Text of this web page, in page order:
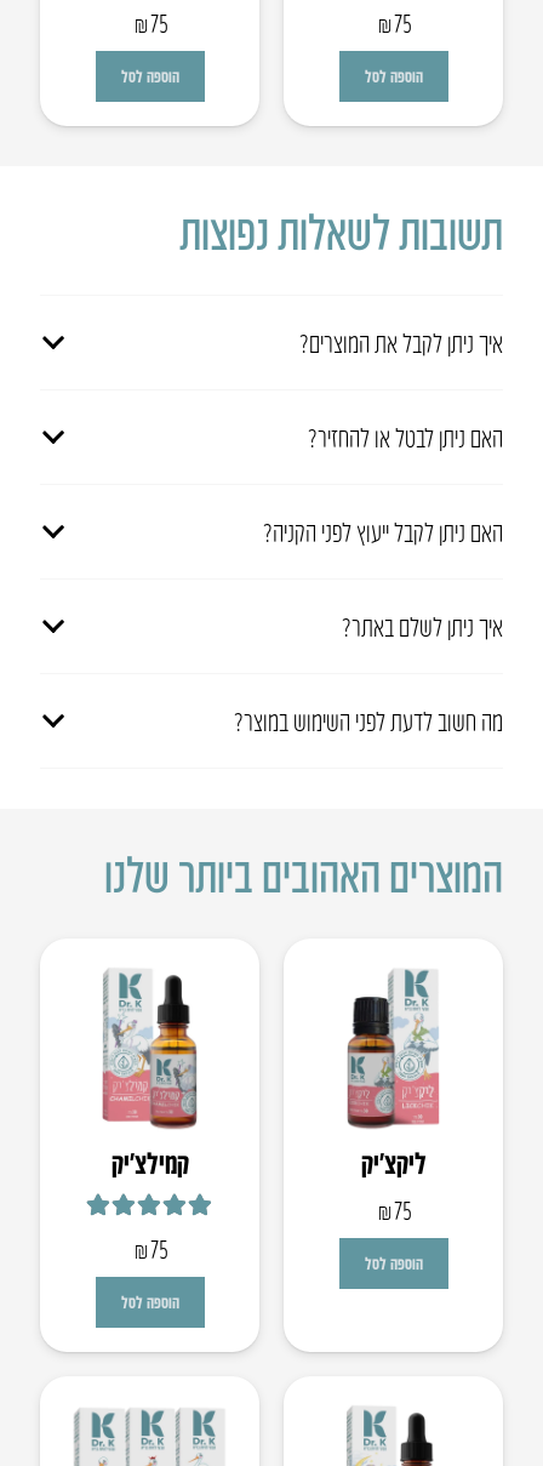
₪75
הוספה לסל
₪75
הוספה לסל
תשובות לשאלות נפוצות
איך ניתן לקבל את המוצרים?
האם ניתן לבטל או להחזיר?
האם ניתן לקבל ייעוץ לפני הקניה?
איך ניתן לשלם באתר?
מה חשוב לדעת לפני השימוש במוצר?
המוצרים האהובים ביותר שלנו
ליקצ’יק
₪75
הוספה לסל
קמילצ’יק
₪75
הוספה לסל